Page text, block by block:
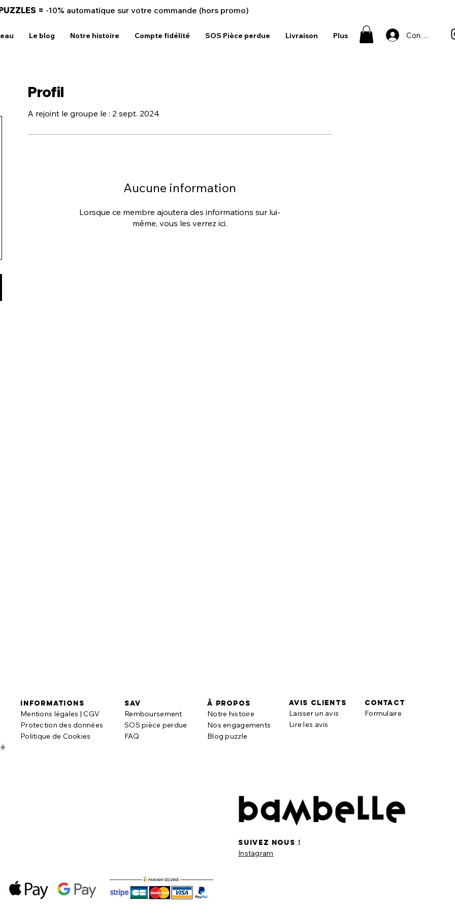
= -10% automatique sur votre commande (hors promo)
Le blog Notre histoire Compte fidélité SOS Pièce perdue Livraison Plus Connexion
Profil
A rejoint le groupe le : 2 sept. 2024
Aucune information
Lorsque ce membre ajoutera des informations sur lui-
même, vous les verrez ici.
informations
Mentions légales | CGV
Protection des données
Politique de Cookies
SAV
Remboursement
SOS pièce perdue
FAQ
à propos
Notre histoire
Nos engagements
Blog puzzle
AVIS CLIENTS
Laisser un avis
Lire les avis
contact
Formulaire
suivez nous !
Instagram